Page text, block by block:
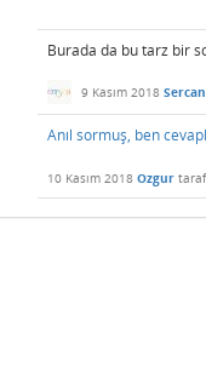
Burada da bu tarz bir
9 Kasım 2018 Sercan
Anıl sormuş, ben
10 Kasım 2018 Ozgur